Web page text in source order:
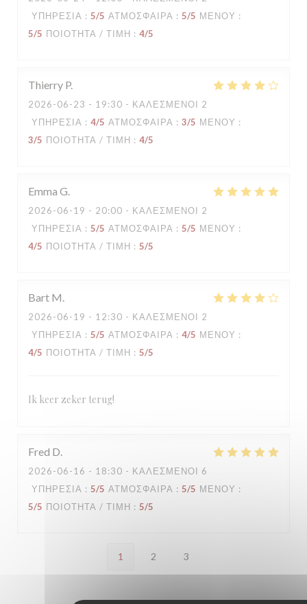
ΥΠΗΡΕΣΊΑ : 5/5 ΑΤΜΌΣΦΑΙΡΑ : 5/5 ΜΕΝΟΎ :
5/5 ΠΟΙΌΤΗΤΑ / ΤΙΜΉ : 4/5
Thierry P
2026-06-23 - 19:30 - ΚΑΛΕΣΜΈΝΟΙ 2
ΥΠΗΡΕΣΊΑ : 4/5 ΑΤΜΌΣΦΑΙΡΑ : 3/5 ΜΕΝΟΎ :
3/5 ΠΟΙΌΤΗΤΑ / ΤΙΜΉ : 4/5
Emma G
2026-06-19 - 20:00 - ΚΑΛΕΣΜΈΝΟΙ 2
ΥΠΗΡΕΣΊΑ : 5/5 ΑΤΜΌΣΦΑΙΡΑ : 5/5 ΜΕΝΟΎ :
4/5 ΠΟΙΌΤΗΤΑ / ΤΙΜΉ : 5/5
Bart M
2026-06-19 - 12:30 - ΚΑΛΕΣΜΈΝΟΙ 2
ΥΠΗΡΕΣΊΑ : 5/5 ΑΤΜΌΣΦΑΙΡΑ : 4/5 ΜΕΝΟΎ :
4/5 ΠΟΙΌΤΗΤΑ / ΤΙΜΉ : 5/5
Ik keer zeker terug!
Fred D
2026-06-16 - 18:30 - ΚΑΛΕΣΜΈΝΟΙ 6
ΥΠΗΡΕΣΊΑ : 5/5 ΑΤΜΌΣΦΑΙΡΑ : 5/5 ΜΕΝΟΎ :
5/5 ΠΟΙΌΤΗΤΑ / ΤΙΜΉ : 5/5
1 2 3